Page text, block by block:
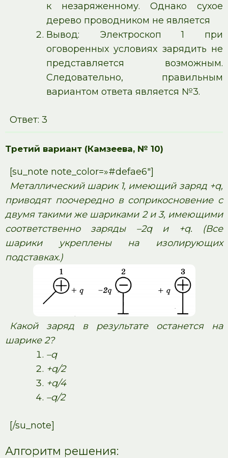
к незаряженному. Однако сухое
дерево проводником не является
Вывод: Электроскоп 1 при
оговоренных условиях зарядить не
представляется возможным.
Следовательно, правильным
вариантом ответа является №3.
Ответ: 3
Третий вариант (Камзеева, № 10)
[su_note note_color=»#defae6″]
Металлический шарик 1, имеющий заряд +q,
приводят поочередно в соприкосновение с
двумя такими же шариками 2 и 3, имеющими
соответственно заряды –2q и +q. (Все
шарики укреплены на изолирующих
подставках.)
Какой заряд в результате останется на
шарике 2?
–q
+q/2
+q/4
–q/2
[/su_note]
Алгоритм решения: